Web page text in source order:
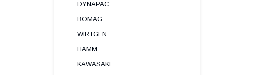
DYNAPAC
BOMAG
WIRTGEN
HAMM
KAWASAKI